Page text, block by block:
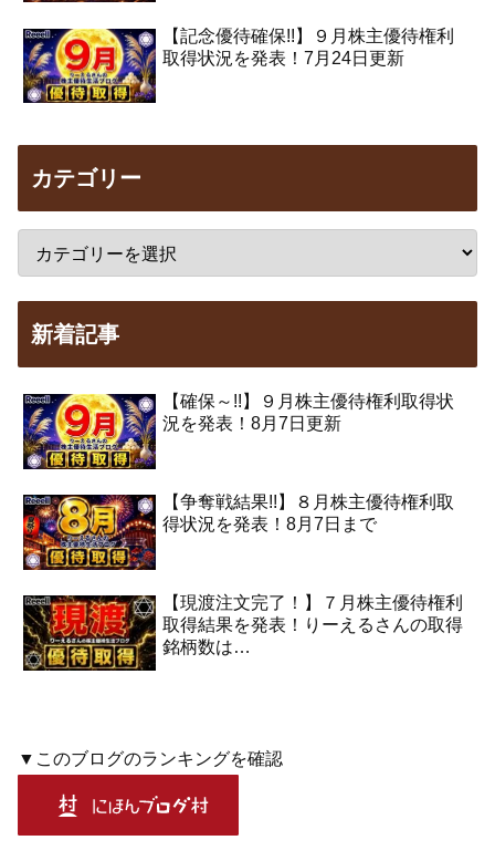
【記念優待確保!!】９月株主優待権利
取得状況を発表！7月24日更新
カテゴリー
新着記事
【確保～!!】９月株主優待権利取得状
況を発表！8月7日更新
【争奪戦結果!!】８月株主優待権利取
得状況を発表！8月7日まで
【現渡注文完了！】７月株主優待権利
取得結果を発表！りーえるさんの取得
銘柄数は…
▼このブログのランキングを確認